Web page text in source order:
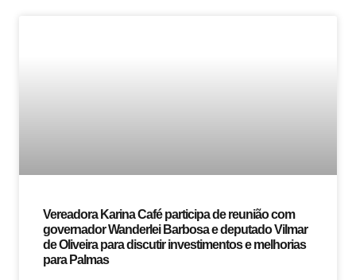
Vereadora Karina Café participa de reunião com
governador Wanderlei Barbosa e deputado Vilmar
de Oliveira para discutir investimentos e melhorias
para Palmas